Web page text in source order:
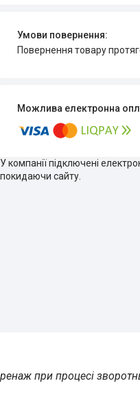
повернення товару
У компанії підключені
покидаючи сайту.
при процесі